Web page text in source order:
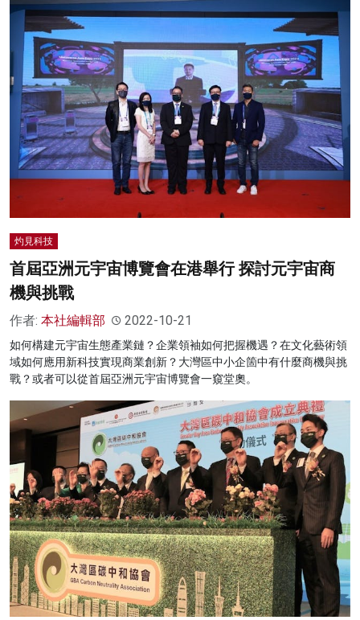
灼見科技
首屆亞洲元宇宙博覽會在港舉行 探討元宇宙商
機與挑戰
作者: 本社編輯部 2022-10-21
如何構建元宇宙生態產業鏈？企業領袖如何把握機遇？在文化藝術領
域如何應用新科技實現商業創新？大灣區中小企箇中有什麼商機與挑
戰？或者可以從首屆亞洲元宇宙博覽會一窺堂奧。